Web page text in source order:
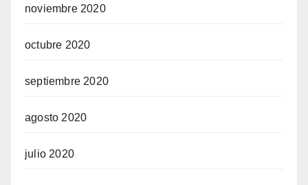
noviembre 2020
octubre 2020
septiembre 2020
agosto 2020
julio 2020